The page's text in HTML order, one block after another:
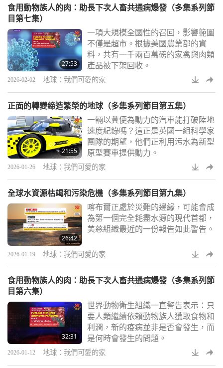
食用動物族人的肉：助長下次人畜共通病爆發（多集系列節
目第七集）
27:53
一項大規模全國性的召回，影響範圍
不僅是超市。根據美國農業部的資
料，共有一千兩百萬磅的家禽與肉類
產品被下架回收。
2026-02-02 地球：我們可愛的家
正面的轉變締造繁榮的地球（多集系列節目第五集）
21:55
一輛以糞便為動力的汽車能打破陸地
速度紀錄嗎？這正是英國一組科學家
團隊的期望，他們正利用污水為新型
原型賽車提供動力。
2026-01-26 地球：我們可愛的家
全球水資源枯竭和污染危機（多集系列節目第九集）
26:42
喀布爾正處於災難的邊緣，可能會成
為第一個完全耗盡水源的現代首都，
美慈組織最近的一份報告如此警告。
2026-01-19 地球：我們可愛的家
食用動物族人的肉：助長下次人畜共通病爆發（多集系列節
目第六集）
32:31
世界動物衛生組織一直警告表示：只
要人類繼續依賴動物族人獲取食物和
利潤，新的疫病並非是否會發生，而
是何時會發生的問題。
2026-01-12 地球：我們可愛的家